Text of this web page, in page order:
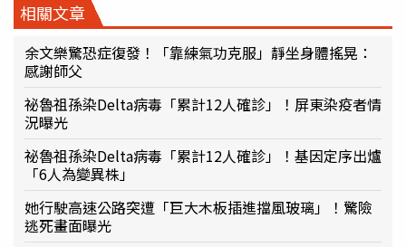
相關文章
余文樂驚恐症復發！「靠練氣功克服」靜坐身體搖晃：
感謝師父
祕魯祖孫染Delta病毒「累計12人確診」！屏東染疫者情
況曝光
祕魯祖孫染Delta病毒「累計12人確診」！基因定序出爐
「6人為變異株」
她行駛高速公路突遭「巨大木板插進擋風玻璃」！驚險
逃死畫面曝光